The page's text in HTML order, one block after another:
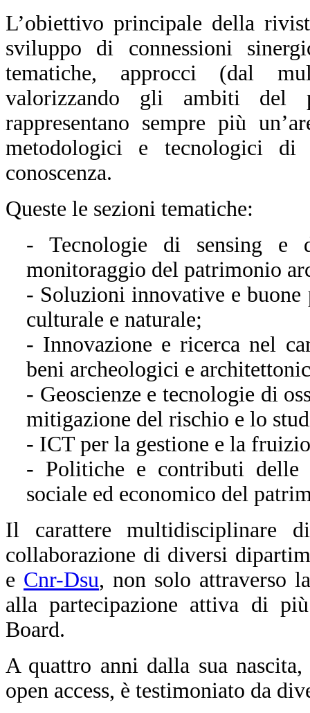
L’obiettivo principale della
sviluppo di connessioni
tematiche, approcci (dal
valorizzando gli ambiti del
rappresentano sempre più
metodologici e tecnologici
conoscenza.
Queste le sezioni tematiche:
- Tecnologie di sensing e
monitoraggio del patrimonio
- Soluzioni innovative e
culturale e naturale;
- Innovazione e ricerca nel
beni archeologici e
- Geoscienze e tecnologie di
mitigazione del rischio e lo
- ICT per la gestione e la
- Politiche e contributi delle
sociale ed economico del
Il carattere multidisciplinare
collaborazione di diversi
e Cnr-Dsu, non solo attraverso
alla partecipazione attiva di
Board.
A quattro anni dalla sua
open access, è testimoniato da